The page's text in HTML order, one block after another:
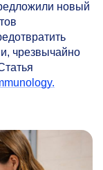
новый
чрезвычайно